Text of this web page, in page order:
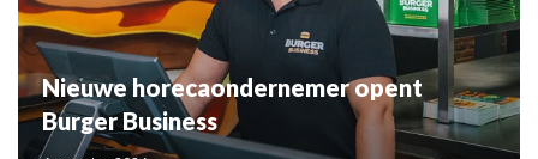
Nieuwe horecaondernemer opent
Burger Business